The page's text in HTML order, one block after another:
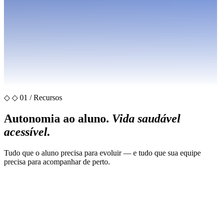
◇ ◇ 01 / Recursos
Autonomia ao aluno. Vida saudável
acessível.
Tudo que o aluno precisa para evoluir — e tudo que sua equipe
precisa para acompanhar de perto.